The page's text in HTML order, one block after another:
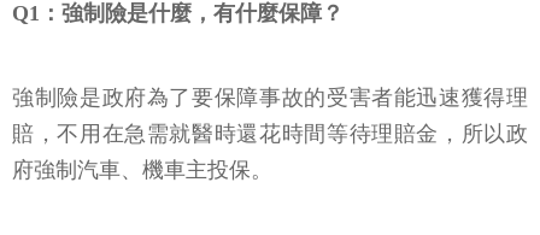
Q1：強制險是什麼，有什麼保障？
強制險是政府為了要保障事故的受害者能迅速獲得理
賠，不用在急需就醫時還花時間等待理賠金，所以政
府強制汽車、機車主投保。